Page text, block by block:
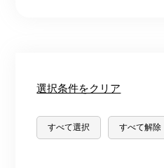
選択条件をクリア
すべて選択 すべて解除